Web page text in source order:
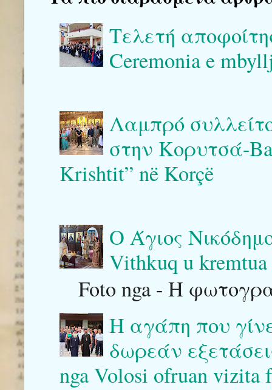
Τελετή
Ceremonia e
Λαμπρό
στην Κορυτσά-
Krishtit” në Korçë
Ο Άγιος
Vithkuq u
Foto nga - Η
Η αγάπη που
δωρεάν
nga Volosi ofruan vizita